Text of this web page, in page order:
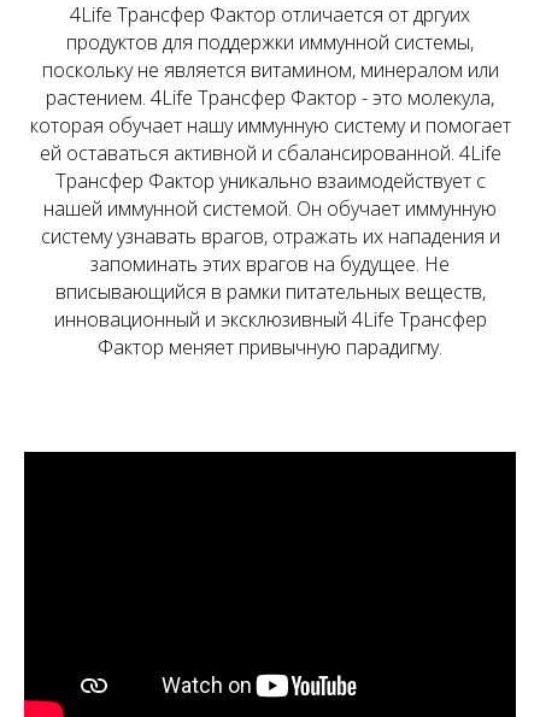
4Life Трансфер Фактор отличается от дргуих
продуктов для поддержки иммунной системы,
поскольку не является витамином, минералом или
растением. 4Life Трансфер Фактор - это молекула,
которая обучает нашу иммунную систему и помогает
ей оставаться активной и сбалансированной. 4Life
Трансфер Фактор уникально взаимодействует с
нашей иммунной системой. Он обучает иммунную
систему узнавать врагов, отражать их нападения и
запоминать этих врагов на будущее. Не
вписывающийся в рамки питательных веществ,
инновационный и эксклюзивный 4Life Трансфер
Фактор меняет привычную парадигму.